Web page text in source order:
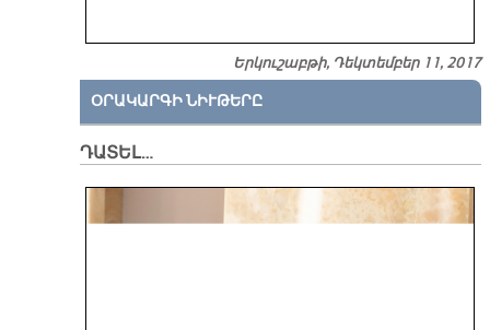
Երկուշաբթի, Դեկտեմբեր 11, 2017
ՕՐԱԿԱՐԳԻ ՆԻՒԹԵՐԸ
ԴԱՏԵԼ…